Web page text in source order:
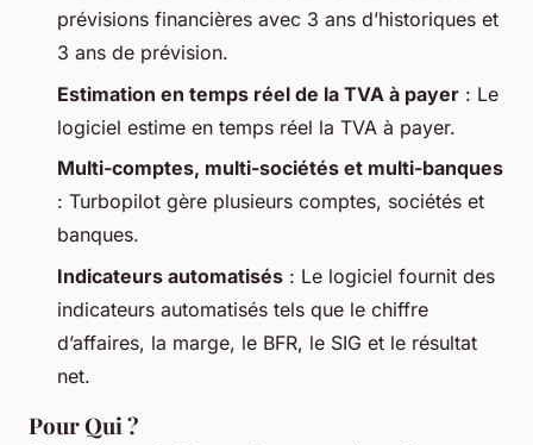
prévisions financières avec 3 ans d’historiques et
3 ans de prévision.
Estimation en temps réel de la TVA à payer : Le
logiciel estime en temps réel la TVA à payer.
Multi-comptes, multi-sociétés et multi-banques
: Turbopilot gère plusieurs comptes, sociétés et
banques.
Indicateurs automatisés : Le logiciel fournit des
indicateurs automatisés tels que le chiffre
d’affaires, la marge, le BFR, le SIG et le résultat
net.
Pour Qui ?